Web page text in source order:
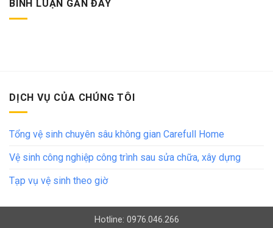
BÌNH LUẬN GẦN ĐÂY
DỊCH VỤ CỦA CHÚNG TÔI
Tổng vệ sinh chuyên sâu không gian Carefull Home
Vệ sinh công nghiệp công trình sau sửa chữa, xây dựng
Tạp vụ vệ sinh theo giờ
Hotline: 0976.046.266